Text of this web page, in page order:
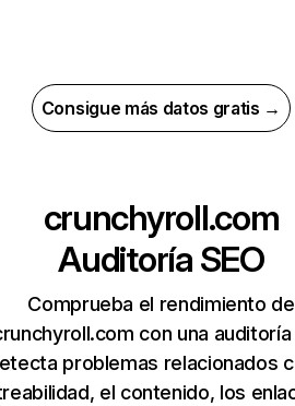
Consigue más datos gratis →
crunchyroll.com
Auditoría SEO
Comprueba el rendimiento de
con una
problemas relacionados
el contenido, los